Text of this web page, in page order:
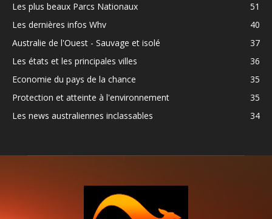
Les plus beaux Parcs Nationaux
51
Les dernières infos Whv
40
Australie de l'Ouest - Sauvage et isolé
37
Les états et les principales villes
36
Economie du pays de la chance
35
Protection et atteinte à l'environnement
35
Les news australiennes inclassables
34